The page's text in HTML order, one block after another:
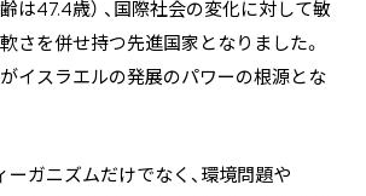
は47.4歳） 、国際社会の変化に対して敏
さを併せ持つ先進国家となりました。
イスラエルの発展のパワーの根源とな
ーガニズムだけでなく、環境問題や